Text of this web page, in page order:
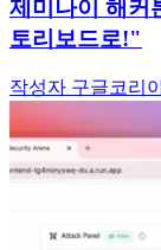
제미나이 해커
토리보드로!"
작성자 구글코리